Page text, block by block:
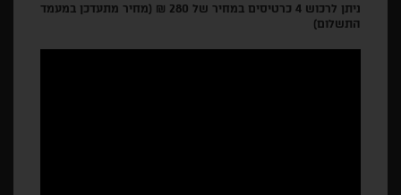
ניתן לרכוש 4 כרטיסים במחיר של 280 ₪ (מחיר מתעדכן במעמד
התשלום)